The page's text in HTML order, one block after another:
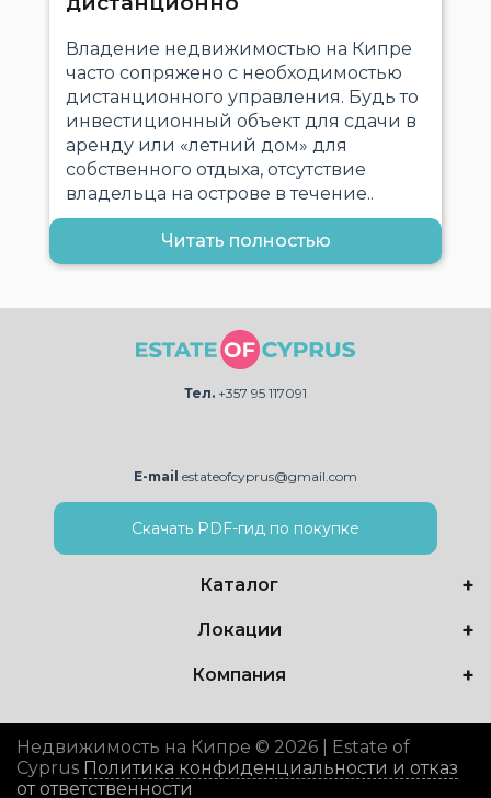
Владение недвижимостью на Кипре
часто сопряжено с необходимостью
дистанционного управления. Будь то
инвестиционный объект для сдачи в
аренду или «летний дом» для
собственного отдыха, отсутствие
владельца на острове в течение..
Читать полностью
Тел. +357 95 117091
E-mail estateofcyprus@gmail.com
Скачать PDF-гид по покупке
Каталог
Локации
Компания
Недвижимость на Кипре © 2026 | Estate of
Cyprus Политика конфиденциальности и отказ
от ответственности